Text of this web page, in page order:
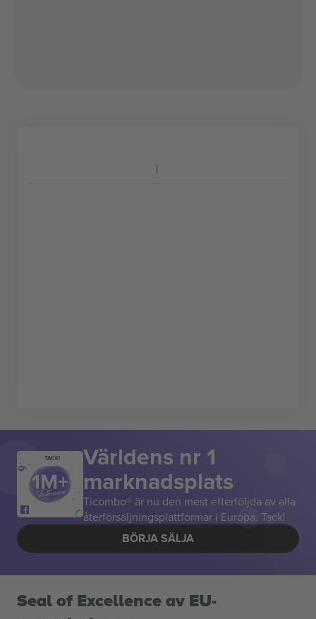
TACK! Världens nr 1
marknadsplats
Ticombo® är nu den mest efterföljda av alla
återförsäljningsplattformar i Europa. Tack!
BÖRJA SÄLJA
Seal of Excellence av EU-